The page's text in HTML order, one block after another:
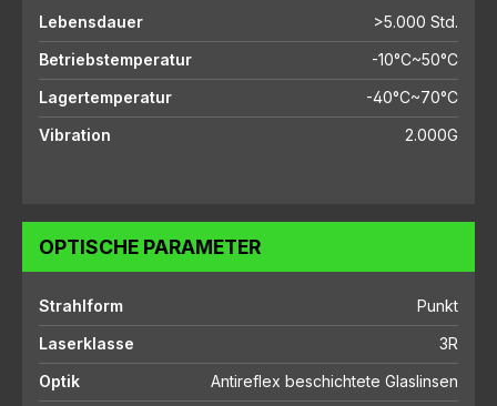
Lebensdauer
>5.000 Std.
Betriebstemperatur
-10°C~50°C
Lagertemperatur
-40°C~70°C
Vibration
2.000G
OPTISCHE PARAMETER
Strahlform
Punkt
Laserklasse
3R
Optik
Antireflex beschichtete Glaslinsen